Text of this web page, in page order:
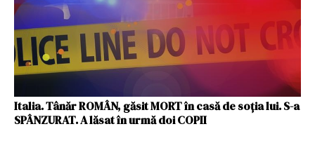
Italia. Tânăr ROMÂN, găsit MORT în casă de soția lui. S-a
SPÂNZURAT. A lăsat în urmă doi COPII